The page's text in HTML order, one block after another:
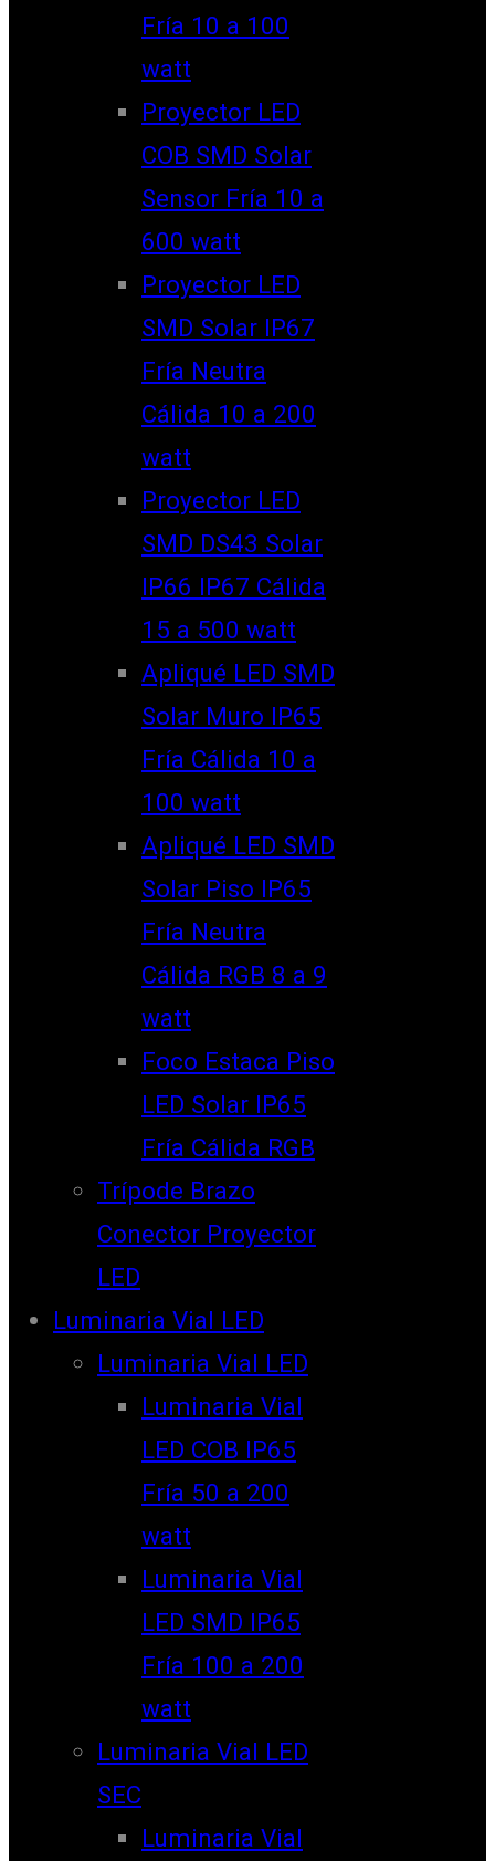
Fría 10 a 100
watt
Proyector LED
COB SMD Solar
Sensor Fría 10 a
600 watt
Proyector LED
SMD Solar IP67
Fría Neutra
Cálida 10 a 200
watt
Proyector LED
SMD DS43 Solar
IP66 IP67 Cálida
15 a 500 watt
Apliqué LED SMD
Solar Muro IP65
Fría Cálida 10 a
100 watt
Apliqué LED SMD
Solar Piso IP65
Fría Neutra
Cálida RGB 8 a 9
watt
Foco Estaca Piso
LED Solar IP65
Fría Cálida RGB
Trípode Brazo
Conector Proyector
LED
Luminaria Vial LED
Luminaria Vial LED
Luminaria Vial
LED COB IP65
Fría 50 a 200
watt
Luminaria Vial
LED SMD IP65
Fría 100 a 200
watt
Luminaria Vial LED
SEC
Luminaria Vial